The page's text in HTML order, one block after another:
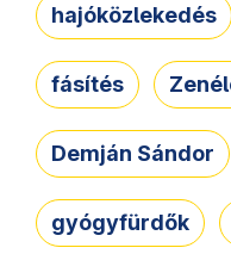
hajóközlekedés
fásítés
Demján Sándor
gyógyfürdők